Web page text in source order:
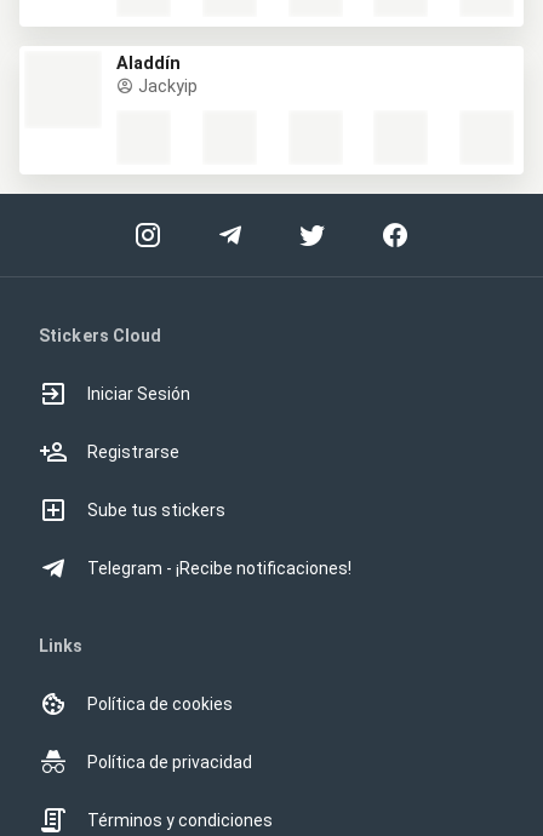
Aladdín
Jackyip
Stickers Cloud
Iniciar Sesión
Registrarse
Sube tus stickers
Telegram - ¡Recibe notificaciones!
Links
Política de cookies
Política de privacidad
Términos y condiciones